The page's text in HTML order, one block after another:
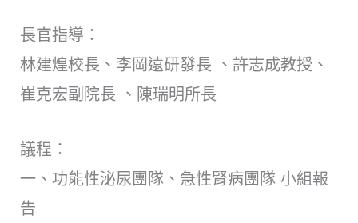
長官指導：
林建煌校長、李岡遠研發長 、許志成教授、
崔克宏副院長 、陳瑞明所長
議程：
一、功能性泌尿團隊、急性腎病團隊 小組報
告